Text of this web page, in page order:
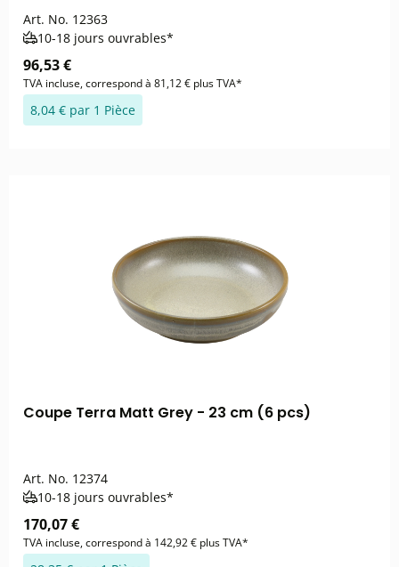
Art. No. 12363
10-18 jours ouvrables*
96,53 €
TVA incluse, correspond à 81,12 € plus TVA*
8,04 € par 1 Pièce
Coupe Terra Matt Grey - 23 cm (6 pcs)
Art. No. 12374
10-18 jours ouvrables*
170,07 €
TVA incluse, correspond à 142,92 € plus TVA*